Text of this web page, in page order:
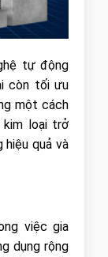
tự động
còn tối ưu
một cách
kim loại trở
quả và
việc gia
dụng rộng